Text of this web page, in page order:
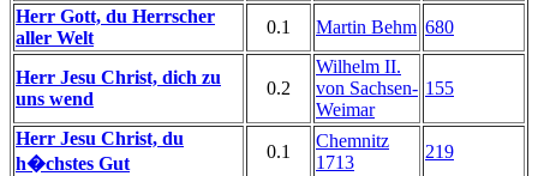
Herr Gott, du Herrscher
aller Welt
0.1 Martin Behm 680
Herr Jesu Christ, dich zu
uns wend
0.2
Wilhelm II.
von Sachsen-
Weimar
155
Herr Jesu Christ, du
h�chstes Gut
0.1
Chemnitz
1713
219